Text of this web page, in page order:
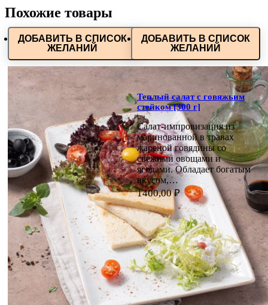
Похожие товары
ДОБАВИТЬ В СПИСОК
ЖЕЛАНИЙ
ДОБАВИТЬ В СПИСОК
ЖЕЛАНИЙ
Теплый салат с говяжьим
стейком [300 г]
Салат-импровизация из
маринованной в травах
жареной говядины со
свежими овощами и
ягодами. Обладает богатым
вкусом,…
1400,00₽